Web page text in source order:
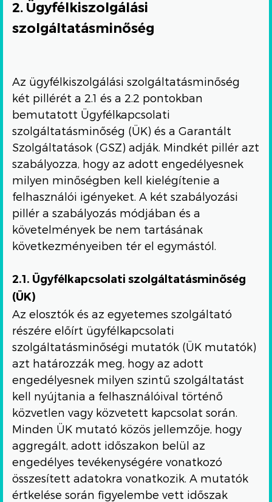
2. Ügyfélkiszolgálási
szolgáltatásminőség
Az ügyfélkiszolgálási szolgáltatásminőség
két pillérét a 2.1 és a 2.2 pontokban
bemutatott Ügyfélkapcsolati
szolgáltatásminőség (ÜK) és a Garantált
Szolgáltatások (GSZ) adják. Mindkét pillér azt
szabályozza, hogy az adott engedélyesnek
milyen minőségben kell kielégítenie a
felhasználói igényeket. A két szabályozási
pillér a szabályozás módjában és a
követelmények be nem tartásának
következményeiben tér el egymástól.
2.1. Ügyfélkapcsolati szolgáltatásminőség
(ÜK)
Az elosztók és az egyetemes szolgáltató
részére előírt ügyfélkapcsolati
szolgáltatásminőségi mutatók (ÜK mutatók)
azt határozzák meg, hogy az adott
engedélyesnek milyen szintű szolgáltatást
kell nyújtania a felhasználóival történő
közvetlen vagy közvetett kapcsolat során.
Minden ÜK mutató közös jellemzője, hogy
aggregált, adott időszakon belül az
engedélyes tevékenységére vonatkozó
összesített adatokra vonatkozik. A mutatók
értkelése során figyelembe vett időszak